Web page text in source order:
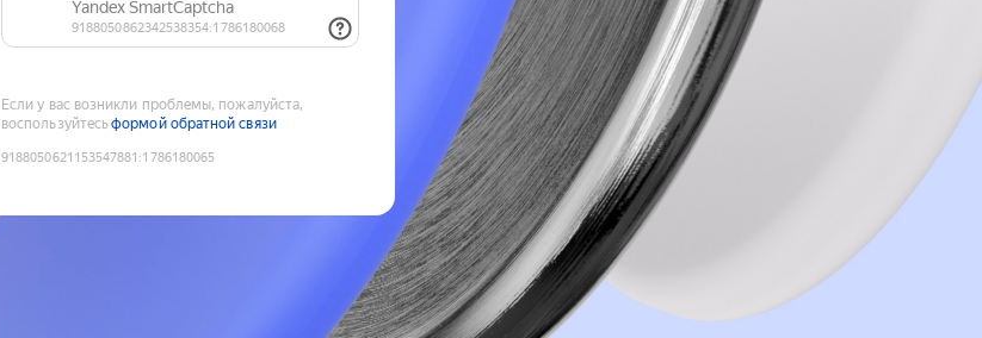
Если у вас возникли проблемы, пожалуйста,
воспользуйтесьформой обратной связи
9188050621153547881 :1786180065